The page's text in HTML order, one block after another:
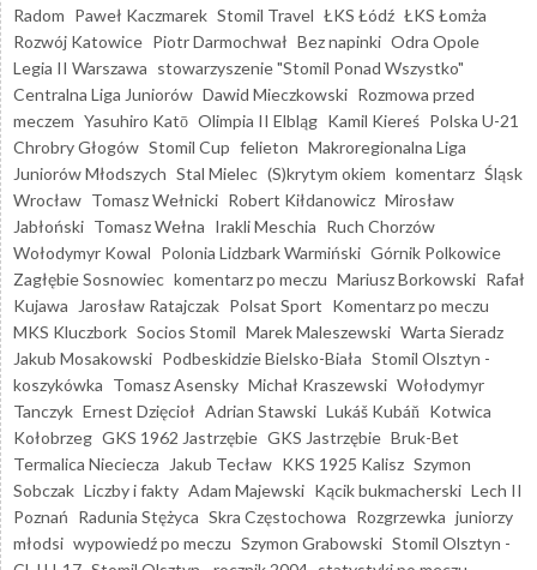
Radom Paweł Kaczmarek Stomil Travel ŁKS Łódź ŁKS Łomża
Rozwój Katowice Piotr Darmochwał Bez napinki Odra Opole
Legia II Warszawa stowarzyszenie "Stomil Ponad Wszystko"
Centralna Liga Juniorów Dawid Mieczkowski Rozmowa przed
meczem Yasuhiro Katō Olimpia II Elbląg Kamil Kiereś Polska U-21
Chrobry Głogów Stomil Cup felieton Makroregionalna Liga
Juniorów Młodszych Stal Mielec (S)krytym okiem komentarz Śląsk
Wrocław Tomasz Wełnicki Robert Kiłdanowicz Mirosław
Jabłoński Tomasz Wełna Irakli Meschia Ruch Chorzów
Wołodymyr Kowal Polonia Lidzbark Warmiński Górnik Polkowice
Zagłębie Sosnowiec komentarz po meczu Mariusz Borkowski Rafał
Kujawa
Jarosław Ratajczak Polsat Sport Komentarz po meczu
MKS Kluczbork Socios Stomil Marek Maleszewski Warta Sieradz
Jakub Mosakowski Podbeskidzie Bielsko-Biała Stomil Olsztyn -
koszykówka Tomasz Asensky Michał Kraszewski Wołodymyr
Tanczyk Ernest Dzięcioł Adrian Stawski Lukáš Kubáň Kotwica
Kołobrzeg GKS 1962 Jastrzębie GKS Jastrzębie Bruk-Bet
Termalica Nieciecza
Jakub Tecław KKS 1925 Kalisz Szymon
Sobczak Liczby i fakty Adam Majewski Kącik bukmacherski Lech II
Poznań Radunia Stężyca Skra Częstochowa Rozgrzewka juniorzy
młodsi wypowiedź po meczu Szymon Grabowski Stomil Olsztyn -